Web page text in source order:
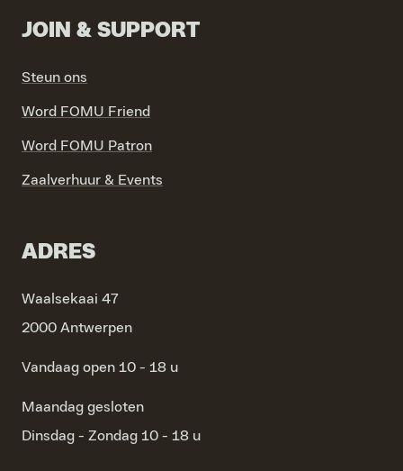
JOIN & SUPPORT
Steun ons
Word FOMU Friend
Word FOMU Patron
Zaalverhuur & Events
ADRES
Waalsekaai 47
2000 Antwerpen
Vandaag open 10 - 18 u
Maandag gesloten
Dinsdag - Zondag 10 - 18 u